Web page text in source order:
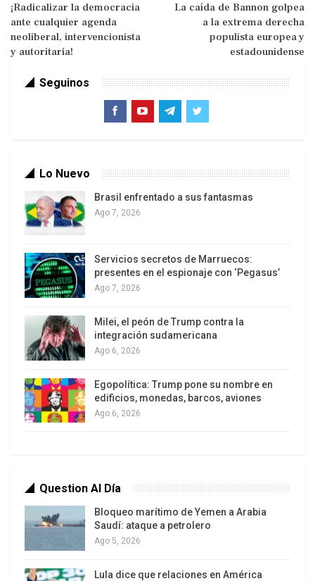
poder observan cambios imperceptibles para
algunos, inexistentes para otros pero ciertamente
reales en lo tangible, verdadero. Todos, digo
deberían ojear este libro para vernos en el espejo
histórico que narra nuestra propio mirada
retrospectiva interior.
cuando el Informe Final Contra el Silencio y el
Olvido de la Comisión por la Justicia y la
contra la dignidad de Venezuela toman nuevas y
ladinas rutas como el secuestro político de Carlos
Lanz Rodríguez[2], una modalidad que ha sido
impuesta por supuestos criminales
¡Radicalizar la democracia
ante cualquier agenda
neoliberal, intervencionista
y autoritaria!
La caída de Bannon golpea
a la extrema derecha
populista europea y
estadounidense
Seguinos
Lo Nuevo
Brasil enfrentado a sus fantasmas
Ago 7, 2026
Servicios secretos de Marruecos:
presentes en el espionaje con ‘Pegasus’
Ago 7, 2026
Milei, el peón de Trump contra la
integración sudamericana
Ago 6, 2026
Egopolítica: Trump pone su nombre en
edificios, monedas, barcos, aviones
Ago 6, 2026
Question Al Día
Bloqueo marítimo de Yemen a Arabia
Saudí: ataque a petrolero
Ago 5, 2026
Lula dice que relaciones en América